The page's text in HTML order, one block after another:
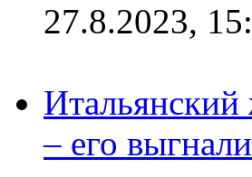
27.8.2023,
Итальянский
– его